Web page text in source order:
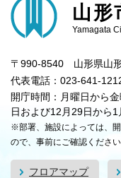
山形
Yamagata
〒990-8540 山形県山
代表電話：023-641-
開庁時間：月曜日から
日および12月29日から1
※部署、施設によっては、
ので、事前にご確認ください
フロアマップ